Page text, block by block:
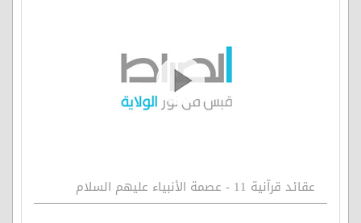
عقائد قرآنية 11 - عصمة الأنبياء عليهم السلام